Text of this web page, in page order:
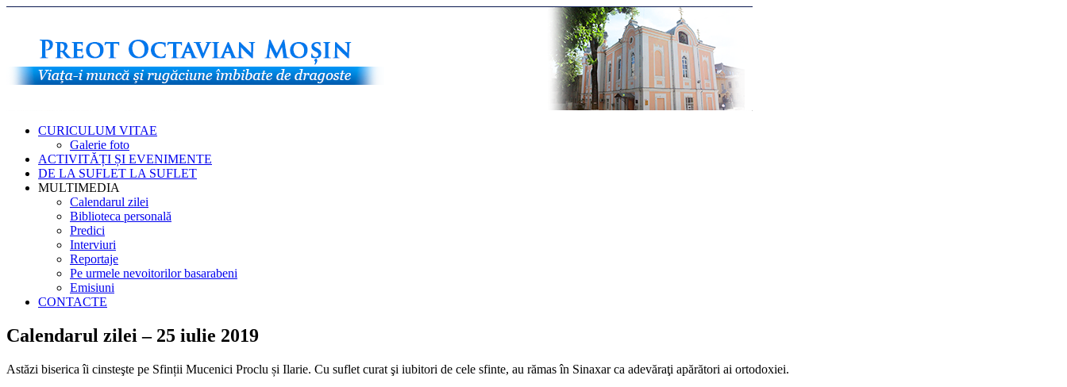
CURICULUM VITAE
Galerie foto
ACTIVITĂȚI ȘI EVENIMENTE
DE LA SUFLET LA SUFLET
MULTIMEDIA
Calendarul zilei
Biblioteca personală
Predici
Interviuri
Reportaje
Pe urmele nevoitorilor basarabeni
Emisiuni
CONTACTE
Calendarul zilei – 25 iulie 2019
Astăzi biserica îi cinsteşte pe Sfinții Mucenici Proclu și Ilarie. Cu suflet curat şi iubitori de cele sfinte, au rămas în Sinaxar ca adevăraţi apărători ai ortodoxiei.